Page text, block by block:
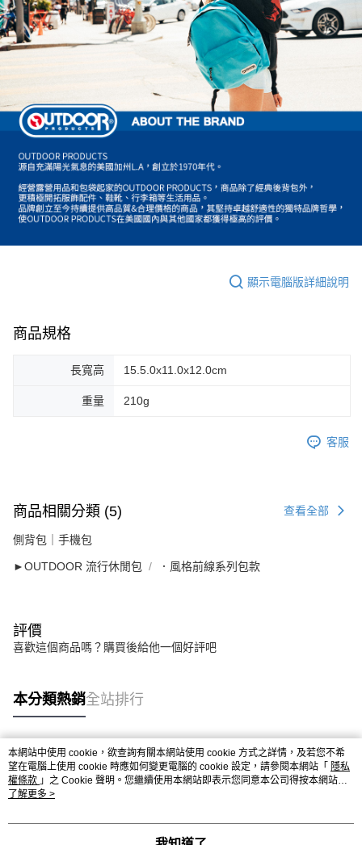
顯示電腦版詳細說明
商品規格
長寬高 15.5.0x11.0x12.0cm
重量 210g
客服
商品相關分類 (5) 查看全部
側背包｜手機包
►OUTDOOR 流行休閒包 ．風格前線系列包款
評價
喜歡這個商品嗎？購買後給他一個好評吧
本分類熱銷全站排行
熱門標籤
本網站中使用 cookie，欲查詢有關本網站使用 cookie 方式之詳情，及若您不希
望在電腦上使用 cookie 時應如何變更電腦的 cookie 設定，請參閱本網站「 隱私
權條款 」之 Cookie 聲明。您繼續使用本網站即表示您同意本公司得按本網站使
用條款之 Cookie 聲明使用 cookie。
了解更多 >